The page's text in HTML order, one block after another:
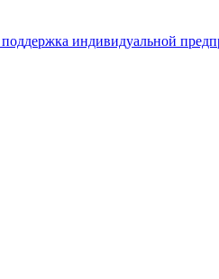
индивидуальной